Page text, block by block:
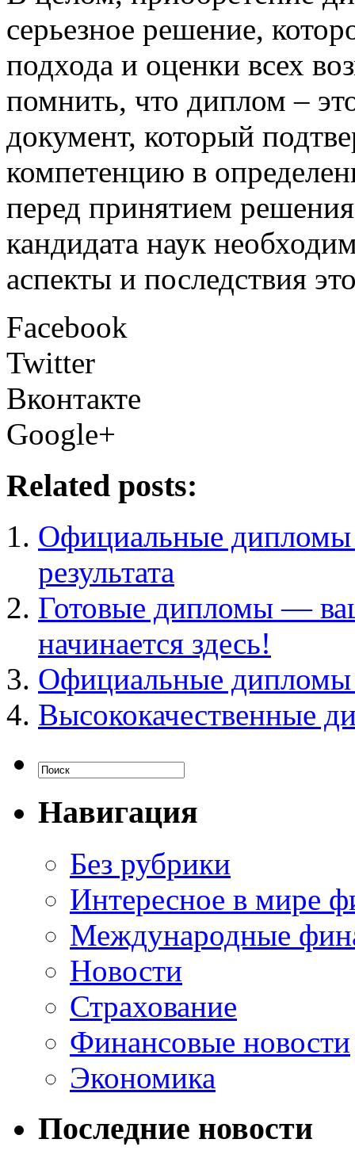
серьезное решение,
подхода и оценки всех
помнить, что диплом –
документ, который
компетенцию в
перед принятием
кандидата наук
аспекты и последствия
Facebook
Twitter
Вконтакте
Google+
Related posts:
Официальные дипломы
результата
Готовые дипломы —
начинается здесь!
Официальные дипломы
Высококачественные
Навигация
Без рубрики
Интересное в мире
Международные
Новости
Страхование
Финансовые новости
Экономика
Последние новости